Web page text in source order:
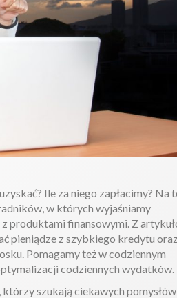
Ile za niego zapłacimy? Na
w których wyjaśniamy
produktami finansowymi. Z
pieniądze z szybkiego kredytu oraz
Pomagamy też w codziennym
codziennych wydatków.
szukają ciekawych pomysłów